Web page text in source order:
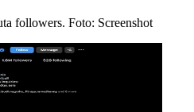
followers. Foto: Screenshot